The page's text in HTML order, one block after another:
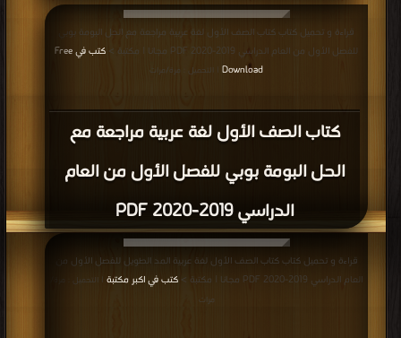
كتاب الصف الأول لغة عربية مراجعة مع
الحل البومة بوبي للفصل الأول من العام
الدراسي 2019-2020 PDF
قراءة و تحميل كتاب كتاب الصف الأول لغة عربية مراجعة مع الحل البومة بوبي
للفصل الأول من العام الدراسي 2019-2020 PDF مجانا | مكتبة >
كتب في Free
Download | التحميل : مرة/مرات
قراءة و تحميل كتاب كتاب الصف الأول لغة عربية المد الطويل للفصل الأول من
العام الدراسي 2019-2020 PDF مجانا | مكتبة >
كتب في اكبر مكتبة | التحميل : مرة/
مرات